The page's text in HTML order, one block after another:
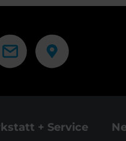
+ Service